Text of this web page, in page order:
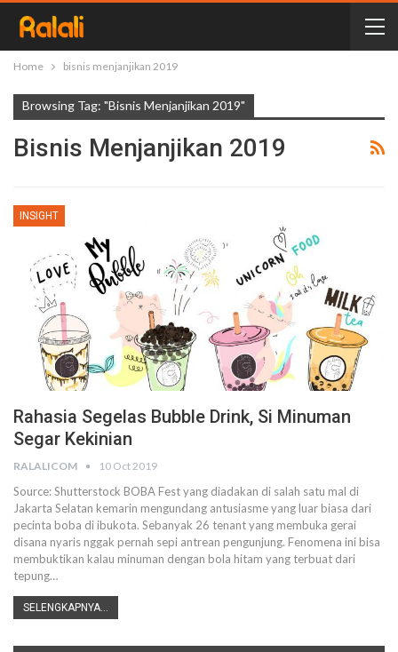
Home bisnis menjanjikan 2019
Browsing Tag: "bisnis Menjanjikan 2019"
Bisnis Menjanjikan 2019
INSIGHT
Rahasia Segelas Bubble Drink, Si Minuman
Segar Kekinian
RALALICOM 10 Oct 2019
Source: Shutterstock BOBA Fest yang diadakan di salah satu mal di
Jakarta Selatan kemarin mengundang antusiasme yang luar biasa dari
pecinta boba di ibukota. Sebanyak 26 tenant yang membuka gerai
disana nyaris nggak pernah sepi antrean pengunjung. Fenomena ini bisa
membuktikan kalau minuman dengan bola hitam yang terbuat dari
tepung…
SELENGKAPNYA...